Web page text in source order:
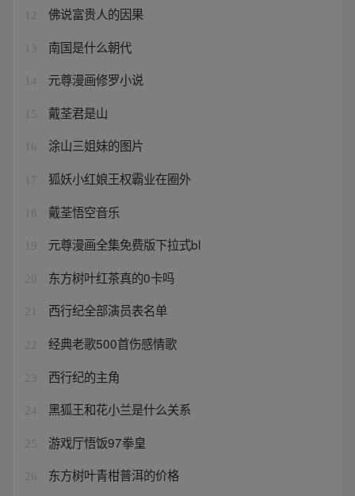
12 佛说富贵人的因果
13 南国是什么朝代
14 元尊漫画修罗小说
15 戴荃君是山
16 涂山三姐妹的图片
17 狐妖小红娘王权霸业在圈外
18 戴荃悟空音乐
19 元尊漫画全集免费版下拉式bl
20 东方树叶红茶真的0卡吗
21 西行纪全部演员表名单
22 经典老歌500首伤感情歌
23 西行纪的主角
24 黑狐王和花小兰是什么关系
25 游戏厅悟饭97拳皇
26 东方树叶青柑普洱的价格